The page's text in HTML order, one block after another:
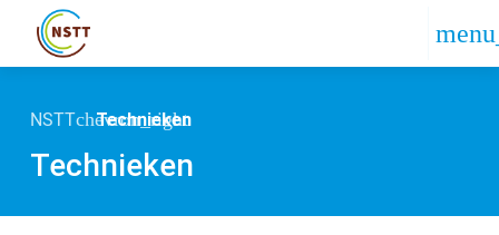
NSTT Technieken
Technieken